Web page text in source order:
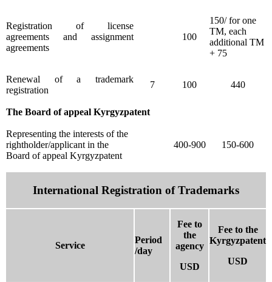
Registration of license
agreements and assignment
agreements
100
150/ for one
TM, each
additional TM
+ 75
Renewal of a trademark
registration
7 100 440
The Board of appeal Kyrgyzpatent
Representing the interests of the
rightholder/applicant in the
Board of appeal Kyrgyzpatent
400-900 150-600
International Registration of Trademarks
Service
Period
/day
Fee to
the
agency
USD
Fee to the
Kyrgyzpatent
USD